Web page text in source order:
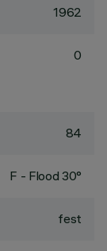
1962
0
84
F - Flood 30°
fest